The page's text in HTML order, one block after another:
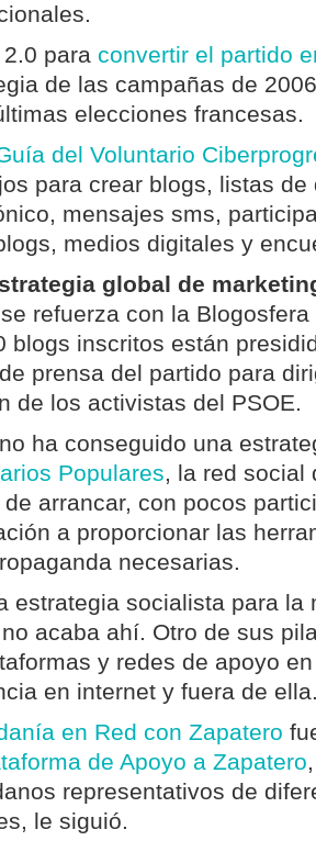
2.0 para convertir el partido
de las campañas de
elecciones francesas.
del Voluntario
para crear blogs, listas
mensajes sms,
medios digitales y
global de
refuerza con la
blogs inscritos están
prensa del partido para
de los activistas del PSOE.
ha conseguido una
Populares, la red social
de arrancar, con pocos
a proporcionar las
necesarias.
estrategia socialista para la
acaba ahí. Otro de sus
y redes de apoyo
en internet y fuera de
en Red con Zapatero
de Apoyo a Zapatero
representativos de
le siguió.